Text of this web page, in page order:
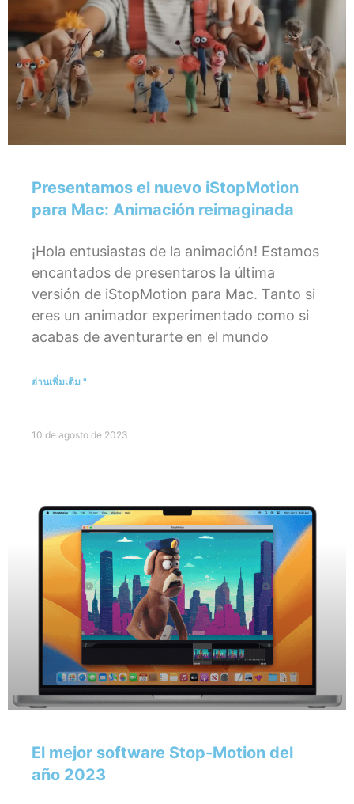
Presentamos el nuevo iStopMotion
para Mac: Animación reimaginada
¡Hola entusiastas de la animación! Estamos
encantados de presentaros la última
versión de iStopMotion para Mac. Tanto si
eres un animador experimentado como si
acabas de aventurarte en el mundo
อ่านเพิ่มเติม "
10 de agosto de 2023
El mejor software Stop-Motion del
año 2023